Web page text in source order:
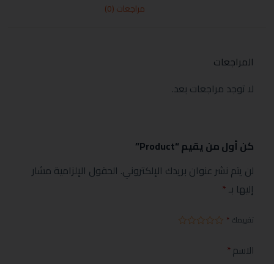
مراجعات (0)
المراجعات
لا توجد مراجعات بعد.
كن أول من يقيم “Product”
لن يتم نشر عنوان بريدك الإلكتروني. الحقول الإلزامية مشار
إليها بـ*
تقييمك *
الاسم*